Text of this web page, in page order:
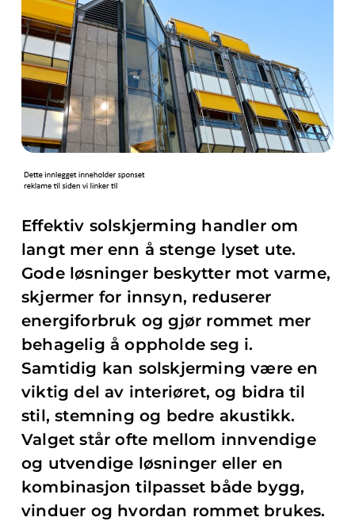
Effektiv solskjerming handler om
langt mer enn å stenge lyset ute.
Gode løsninger beskytter mot varme,
skjermer for innsyn, reduserer
energiforbruk og gjør rommet mer
behagelig å oppholde seg i.
Samtidig kan solskjerming være en
viktig del av interiøret, og bidra til
stil, stemning og bedre akustikk.
Valget står ofte mellom innvendige
og utvendige løsninger eller en
kombinasjon tilpasset både bygg,
vinduer og hvordan rommet brukes.